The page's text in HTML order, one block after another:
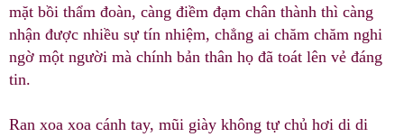
mặt bồi thẩm đoàn, càng điềm đạm chân thành thì càng
nhận được nhiều sự tín nhiệm, chẳng ai chăm chăm nghi
ngờ một người mà chính bản thân họ đã toát lên vẻ đáng
tin.
Ran xoa xoa cánh tay, mũi giày không tự chủ hơi di di